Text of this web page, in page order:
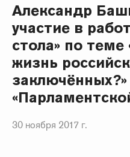
Александр
участие в
стола» по теме
жизнь
30 ноября 2017 г.